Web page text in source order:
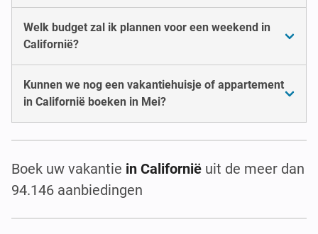
Welk budget zal ik plannen voor een weekend in
Californië?
Kunnen we nog een vakantiehuisje of appartement
in Californië boeken in Mei?
Boek uw vakantie in Californië uit de meer dan
94.146 aanbiedingen